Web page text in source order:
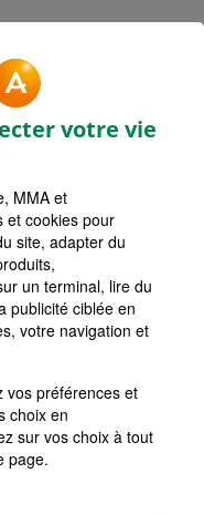
votre vie
MMA et
et cookies pour
site, adapter du
un terminal, lire du
publicité ciblée en
votre navigation et
vos préférences et
choix en
sur vos choix à tout
page.